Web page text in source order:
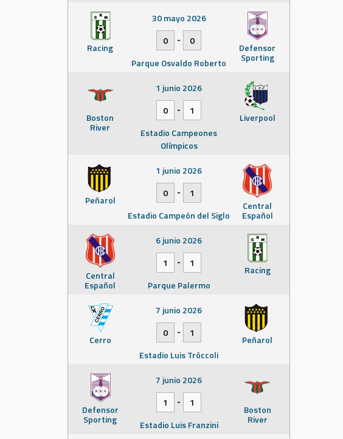
Racing Defensor
Sporting
30 mayo 2026
0
-
0
Parque Osvaldo Roberto
Boston
River
Liverpool
1 junio 2026
0
-
1
Estadio Campeones
Olímpicos
Peñarol Central
Español
1 junio 2026
0
-
1
Estadio Campeón del Siglo
Central
Español
Racing
6 junio 2026
1
-
1
Parque Palermo
Cerro Peñarol
7 junio 2026
0
-
1
Estadio Luis Tróccoli
Defensor
Sporting
Boston
River
7 junio 2026
1
-
1
Estadio Luis Franzini